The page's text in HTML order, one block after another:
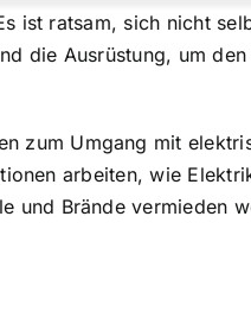
ist ratsam, sich nicht
die Ausrüstung, um
zum Umgang mit
arbeiten, wie
und Brände vermieden